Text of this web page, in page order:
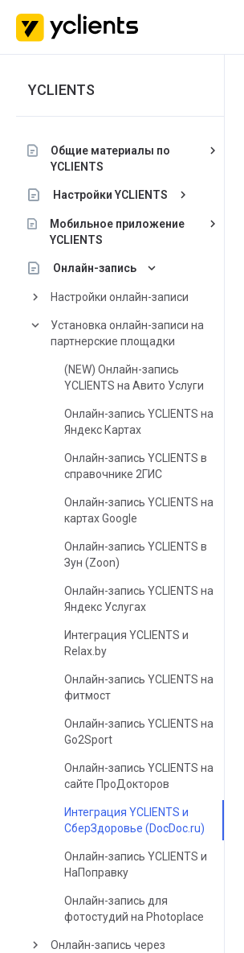
YCLIENTS
Общие материалы по
YCLIENTS
keyboard_arrow_right
Настройки YCLIENTS keyboard_arrow_right
Мобильное приложение
YCLIENTS
keyboard_arrow_right
Онлайн-запись
keyboard_arrow_down
keyboard_arrow_right
Настройки онлайн-записи
keyboard_arrow_down
Установка онлайн-записи на
партнерские площадки
(NEW) Онлайн-запись
YCLIENTS на Авито Услуги
Онлайн-запись YCLIENTS на
Яндекс Картах
Онлайн-запись YCLIENTS в
справочнике 2ГИС
Онлайн-запись YCLIENTS на
картах Google
Онлайн-запись YCLIENTS в
Зун (Zoon)
Онлайн-запись YCLIENTS на
Яндекс Услугах
Интеграция YCLIENTS и
Relax.by
Онлайн-запись YCLIENTS на
фитмост
Онлайн-запись YCLIENTS на
Go2Sport
Онлайн-запись YCLIENTS на
сайте ПроДокторов
Интеграция YCLIENTS и
СберЗдоровье (DocDoc.ru)
Онлайн-запись YCLIENTS и
НаПоправку
Онлайн-запись для
фотостудий на Photoplace
keyboard_arrow_right
Онлайн-запись через